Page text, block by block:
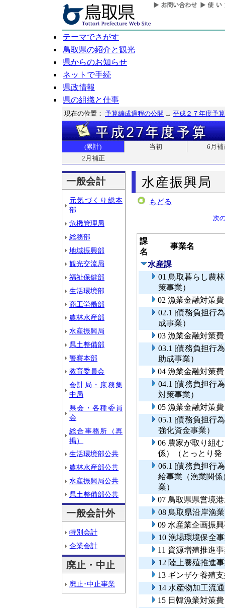
テーマでさがす
鳥取県の紹介と観光
県からのお知らせ
ネットで手続
県政情報
県の組織と仕事
現在の位置： 予算編成過程の公開 平成２７年度予算
(累計) 当初
6月補
2月補正
一般会計
元気づくり総本
部
危機管理局
総務部
地域振興部
観光交流局
福祉保健部
生活環境部
商工労働部
農林水産部
水産振興局
県土整備部
警察本部
教育委員会
会計局・庶務集
中局
県会・各種委員
会
総合事務所（再
掲）
生活環境部公共
農林水産部公共
水産振興局公共
県土整備部公共
一般会計外
特別会計
企業会計
廃止・中止
廃止･中止事業
水産振興局
もどる
次
課
名
事業名
水産課
01 鳥取暮らし農
策事業）
02 漁業金融対策
02.1 [債務負担行
成事業）
03 漁業金融対策
03.1 [債務負担行
助成事業）
04 漁業金融対策
04.1 [債務負担行
対策事業）
05 漁業金融対策
05.1 [債務負担行
強化資金事業）
06 農家が取り組
係）（とっとり発
06.1 [債務負担行
給事業（漁業関
業）
07 鳥取県県営境
08 鳥取県沿岸漁
09 水産業企画振
10 漁場環境保全
11 資源増殖推進
12 陸上養殖推進
13 ギンザケ養殖
14 水産物加工流
15 日韓漁業対策